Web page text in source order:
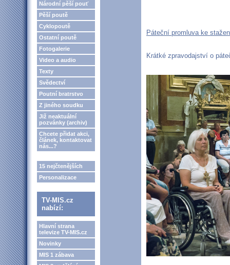
Národní pěší pouť
Pěší poutě
Cyklopoutě
Ostatní poutě
Fotogalerie
Video a audio
Texty
Svědectví
Poutní bratrstvo
Z jiného soudku
Již neaktuální
pozvánky (archiv)
Chcete přidat akci,
článek, kontaktovat
nás...?
15 nejčtenějších
Personalizace
TV-MIS.cz
nabízí:
Hlavní strana
televize TV-MIS.cz
Novinky
MIS 1 zábava
Páteční promluva ke
Krátké zpravodajství o